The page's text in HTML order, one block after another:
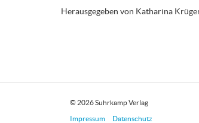
Herausgegeben von Katharina
© 2026 Suhrkamp Verlag
Impressum Datenschutz